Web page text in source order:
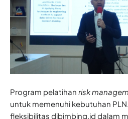
Program pelatihan risk
untuk memenuhi kebutuhan
fleksibilitas dibimbing.id dalam